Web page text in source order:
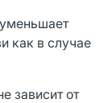
как в случае
зависит от